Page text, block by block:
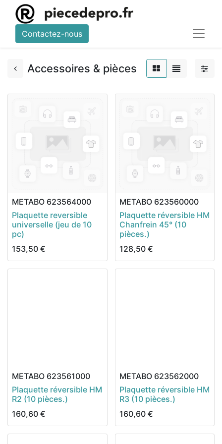
Contactez-nous
Accessoires & pièces
METABO 623564000
Plaquette reversible
universelle (jeu de 10
pc)
153,50 €
METABO 623560000
Plaquette réversible HM
Chanfrein 45° (10
pièces.)
128,50€
METABO 623561000
Plaquette réversible HM
R2 (10 pièces.)
160,60 €
METABO 623562000
Plaquette réversible HM
R3 (10 pièces.)
160,60€